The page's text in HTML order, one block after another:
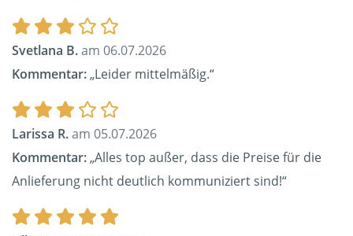
Svetlana B.am 06.07.2026
Kommentar:„Leider mittelmäßig.“
Larissa R.am 05.07.2026
Kommentar:„Alles top außer, dass die Preise für die
Anlieferung nicht deutlich kommuniziert sind!“